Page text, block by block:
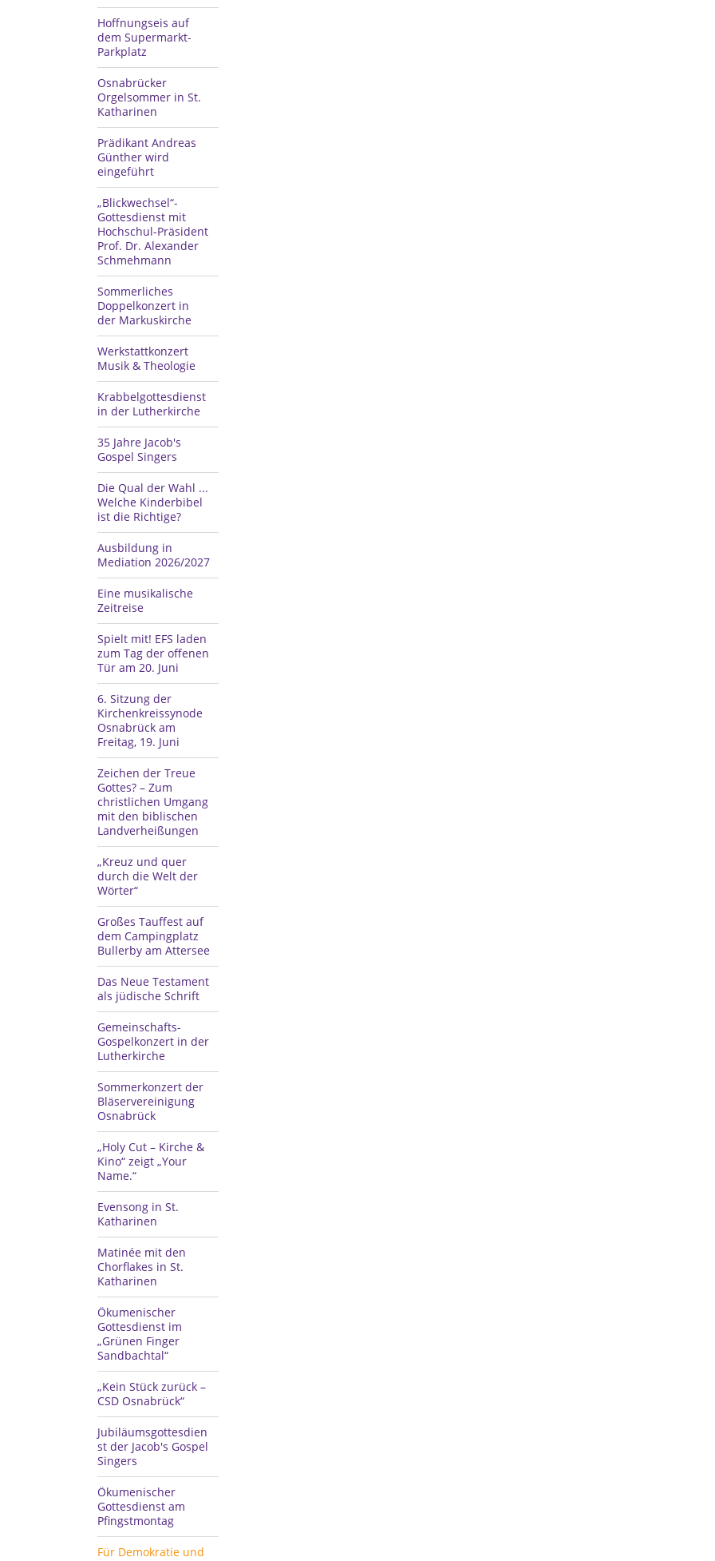
Hoffnungseis auf
dem Supermarkt-
Parkplatz
Osnabrücker
Orgelsommer in St.
Katharinen
Prädikant Andreas
Günther wird
eingeführt
„Blickwechsel“-
Gottesdienst mit
Hochschul-Präsident
Prof. Dr. Alexander
Schmehmann
Sommerliches
Doppelkonzert in
der Markuskirche
Werkstattkonzert
Musik & Theologie
Krabbelgottesdienst
in der Lutherkirche
35 Jahre Jacob's
Gospel Singers
Die Qual der Wahl ...
Welche Kinderbibel
ist die Richtige?
Ausbildung in
Mediation 2026/2027
Eine musikalische
Zeitreise
Spielt mit! EFS laden
zum Tag der offenen
Tür am 20. Juni
6. Sitzung der
Kirchenkreissynode
Osnabrück am
Freitag, 19. Juni
Zeichen der Treue
Gottes? – Zum
christlichen Umgang
mit den biblischen
Landverheißungen
„Kreuz und quer
durch die Welt der
Wörter“
Großes Tauffest auf
dem Campingplatz
Bullerby am Attersee
Das Neue Testament
als jüdische Schrift
Gemeinschafts-
Gospelkonzert in der
Lutherkirche
Sommerkonzert der
Bläservereinigung
Osnabrück
„Holy Cut – Kirche &
Kino“ zeigt „Your
Name.“
Evensong in St.
Katharinen
Matinée mit den
Chorflakes in St.
Katharinen
Ökumenischer
Gottesdienst im
„Grünen Finger
Sandbachtal“
„Kein Stück zurück –
CSD Osnabrück“
Jubiläumsgottesdien
st der Jacob's Gospel
Singers
Ökumenischer
Gottesdienst am
Pfingstmontag
Für Demokratie und